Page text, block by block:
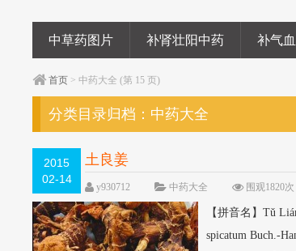
中草药图片 补肾壮阳中药 补气
首页 > 中药大全 (第 15 页)
分类目录归档： 中药大全
2015
02-14
土良姜
y930712 中药大全 围观1820次
【拼音名】Tǔ
spicatum Buch.-